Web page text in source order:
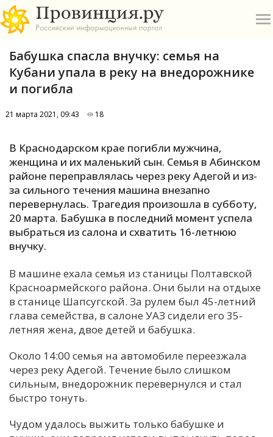
А
Б
В
Е
К
П
С
Т
Бабушка спасла внучку: семья на
Кубани упала в реку на внедорожнике
и погибла
21 марта 2021, 09:43 18
В Краснодарском крае погибли мужчина,
женщина и их маленький сын. Семья в Абинском
районе переправлялась через реку Адегой и из-
за сильного течения машина внезапно
перевернулась. Трагедия произошла в субботу,
20 марта. Бабушка в последний момент успела
выбраться из салона и схватить 16-летнюю
внучку.
В машине ехала семья из станицы Полтавской
Красноармейского района. Они были на отдыхе
в станице Шапсугской. За рулем был 45-летний
глава семейства, в салоне УАЗ сидели его 35-
летняя жена, двое детей и бабушка.
Около 14:00 семья на автомобиле переезжала
через реку Адегой. Течение было слишком
сильным, внедорожник перевернулся и стал
быстро тонуть.
Чудом удалось выжить только бабушке и